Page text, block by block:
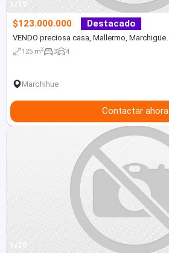
1/19
$123.000.000 Destacado
VENDO preciosa casa, Mallermo, Marchigüe.
125 m2 3 4
Marchihue
Contactar ahora
1/20